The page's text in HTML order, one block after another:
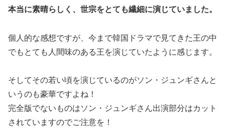
本当に素晴らしく、世宗をとても繊細に演じていました。
個人的な感想ですが、今まで韓国ドラマで見てきた王の中
でもとても人間味のある王を演じていたように感じます。
そしてその若い頃を演じているのがソン・ジュンギさんと
いうのも豪華ですよね！
完全版でないものはソン・ジュンギさん出演部分はカット
されていますのでご注意を！